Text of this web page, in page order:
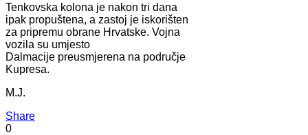
Tenkovska kolona je nakon tri dana
ipak propuštena, a zastoj je iskorišten
za pripremu obrane Hrvatske. Vojna
vozila su umjesto
Dalmacije preusmjerena na područje
Kupresa.
M.J.
Share
0